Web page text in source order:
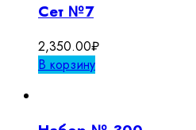
Сет №7
2,350.00₽
В корзину